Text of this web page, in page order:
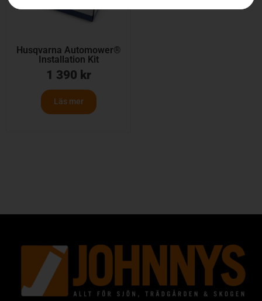
Husqvarna Automower®
Installation Kit
1 390 kr
Läs mer